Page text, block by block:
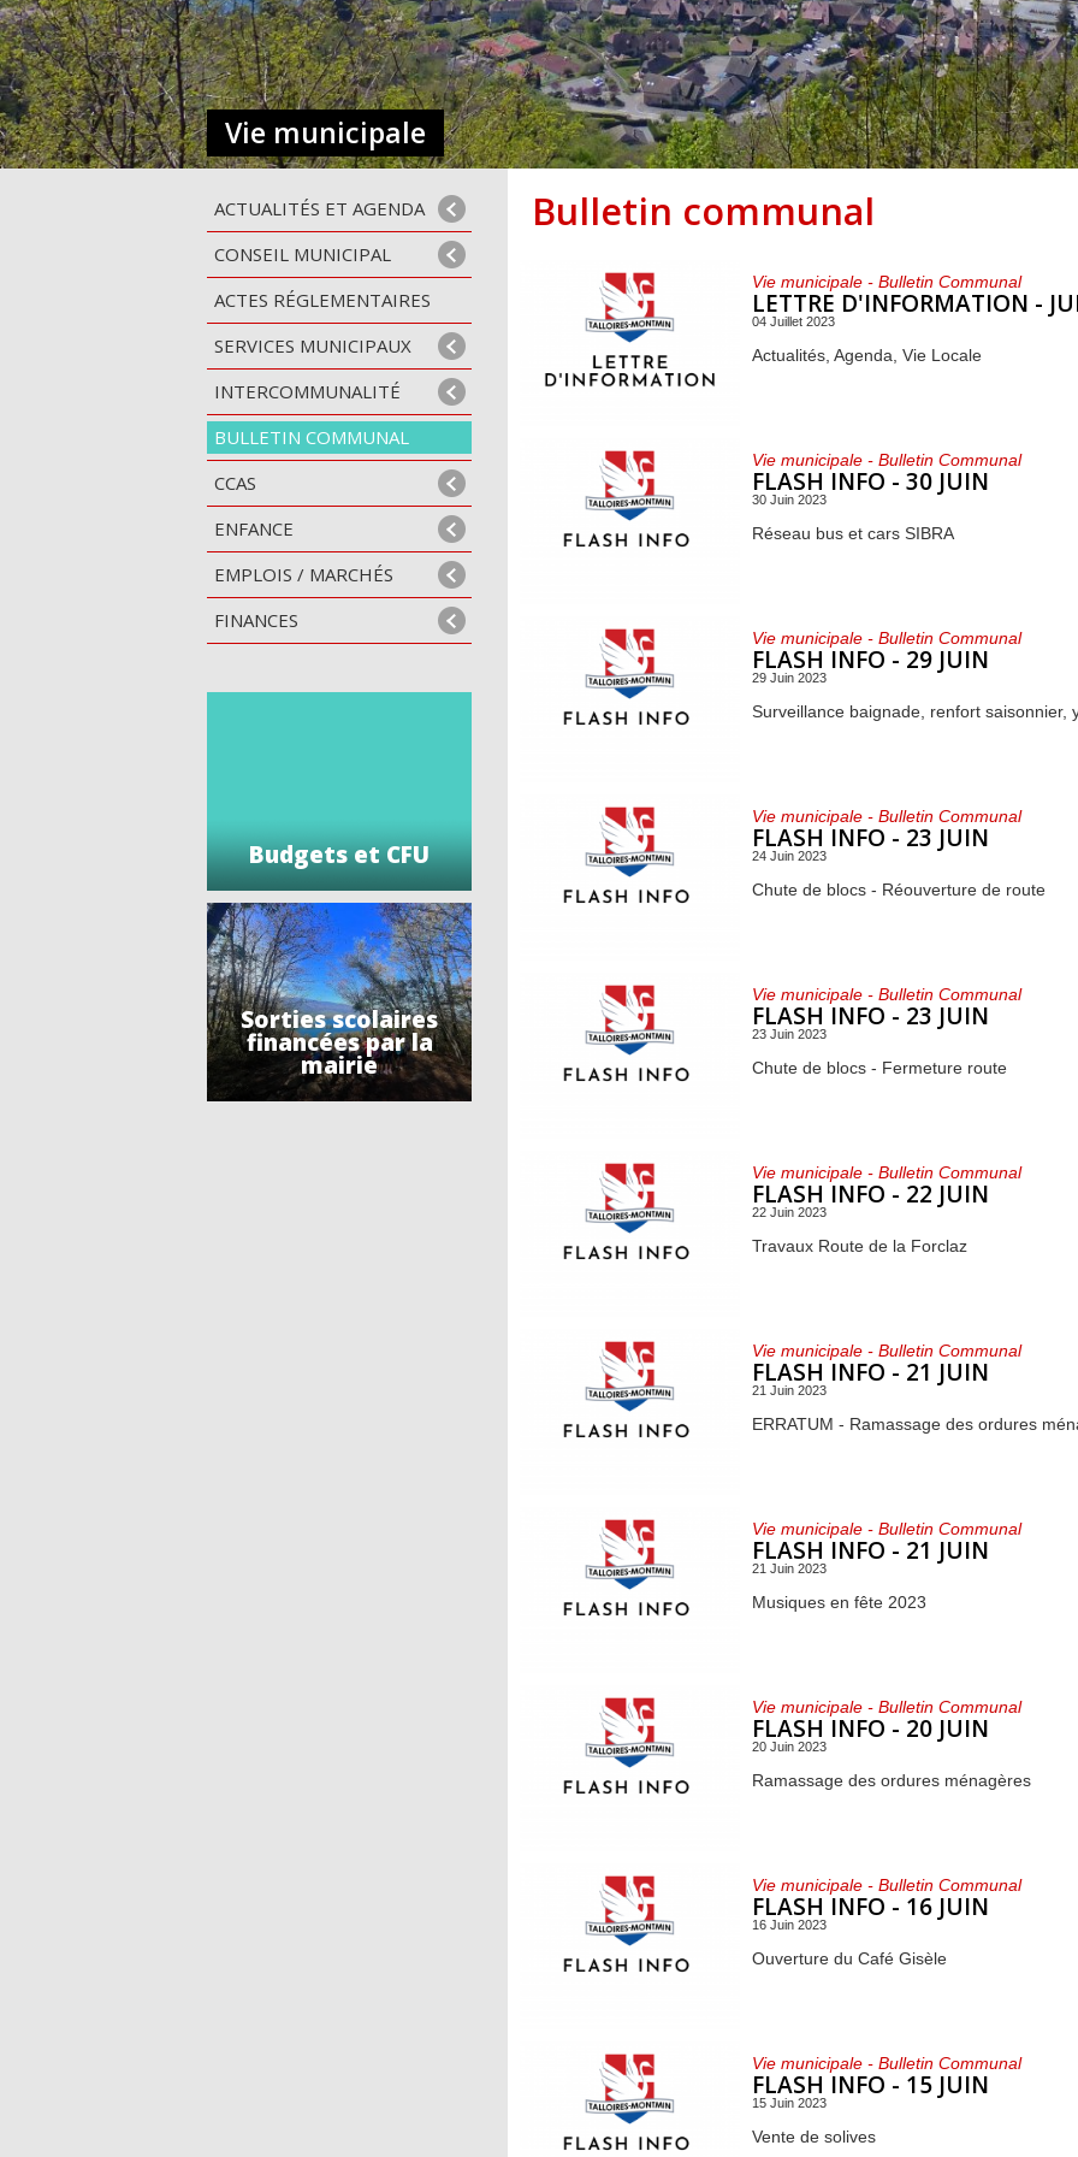
Centre de loisirs et
périscolaire
Mercredis
périscolaire
Vacances scolaires
Subventions
ACTUALITÉS ET AGENDA
CONSEIL MUNICIPAL
ACTES RÉGLEMENTAIRES
SERVICES MUNICIPAUX
INTERCOMMUNALITÉ
BULLETIN COMMUNAL
CCAS
ENFANCE
EMPLOIS / MARCHÉS
FINANCES
Budgets et CFU
Sorties scolaires
financées par la
mairie
Vie municipale
Bulletin communal
Vie municipale - Bulletin Communal
LETTRE D'INFORMATION -
04 Juillet 2023
Actualités, Agenda, Vie Locale
Vie municipale - Bulletin Communal
FLASH INFO - 30 JUIN
30 Juin 2023
Réseau bus et cars SIBRA
Vie municipale - Bulletin Communal
FLASH INFO - 29 JUIN
29 Juin 2023
Surveillance baignade, renfort saisonnier,
Vie municipale - Bulletin Communal
FLASH INFO - 23 JUIN
24 Juin 2023
Chute de blocs - Réouverture de route
Vie municipale - Bulletin Communal
FLASH INFO - 23 JUIN
23 Juin 2023
Chute de blocs - Fermeture route
Vie municipale - Bulletin Communal
FLASH INFO - 22 JUIN
22 Juin 2023
Travaux Route de la Forclaz
Vie municipale - Bulletin Communal
FLASH INFO - 21 JUIN
21 Juin 2023
ERRATUM - Ramassage des ordures
Vie municipale - Bulletin Communal
FLASH INFO - 21 JUIN
21 Juin 2023
Musiques en fête 2023
Vie municipale - Bulletin Communal
FLASH INFO - 20 JUIN
20 Juin 2023
Ramassage des ordures ménagères
Vie municipale - Bulletin Communal
FLASH INFO - 16 JUIN
16 Juin 2023
Ouverture du Café Gisèle
Vie municipale - Bulletin Communal
FLASH INFO - 15 JUIN
15 Juin 2023
Vente de solives